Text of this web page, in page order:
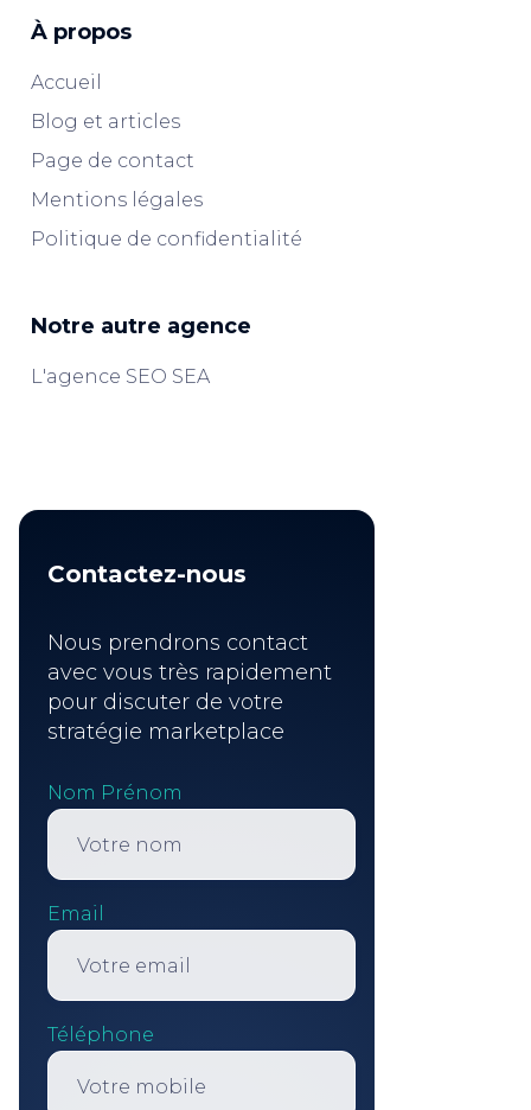
Contactez-nous
Nous prendrons contact
avec vous très rapidement
pour discuter de votre
stratégie marketplace
Nom Prénom
Email
Téléphone
À propos
Accueil
Blog et articles
Page de contact
Mentions légales
Politique de confidentialité
Notre autre agence
L'agence SEO SEA